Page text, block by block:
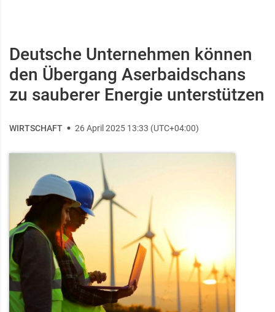
Deutsche Unternehmen können
den Übergang Aserbaidschans
zu sauberer Energie unterstützen
WIRTSCHAFT 26 April 2025 13:33 (UTC+04:00)